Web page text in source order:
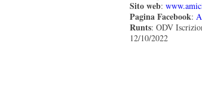
Sito web:
Pagina Facebook:
Runts: ODV
12/10/2022